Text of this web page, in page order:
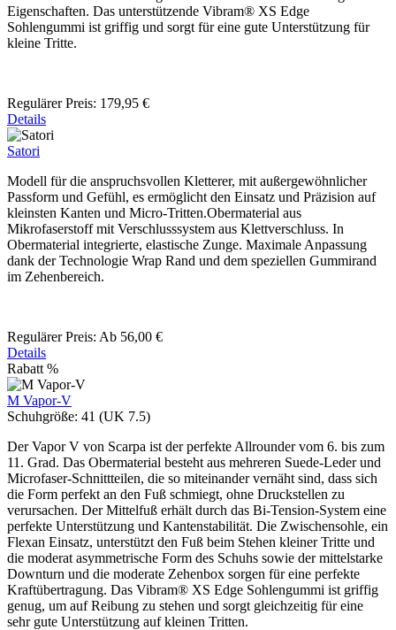
Eigenschaften. Das unterstützende Vibram® XS Edge
Sohlengummi ist griffig und sorgt für eine gute Unterstützung für
kleine Tritte.
Regulärer Preis: 179,95 €
Details
Satori
Modell für die anspruchsvollen Kletterer, mit außergewöhnlicher
Passform und Gefühl, es ermöglicht den Einsatz und Präzision auf
kleinsten Kanten und Micro-Tritten.Obermaterial aus
Mikrofaserstoff mit Verschlusssystem aus Klettverschluss. In
Obermaterial integrierte, elastische Zunge. Maximale Anpassung
dank der Technologie Wrap Rand und dem speziellen Gummirand
im Zehenbereich.
Regulärer Preis: Ab 56,00 €
Details
Rabatt %
M Vapor-V
Schuhgröße: 41 (UK 7.5)
Der Vapor V von Scarpa ist der perfekte Allrounder vom 6. bis zum
11. Grad. Das Obermaterial besteht aus mehreren Suede-Leder und
Microfaser-Schnittteilen, die so miteinander vernäht sind, dass sich
die Form perfekt an den Fuß schmiegt, ohne Druckstellen zu
verursachen. Der Mittelfuß erhält durch das Bi-Tension-System eine
perfekte Unterstützung und Kantenstabilität. Die Zwischensohle, ein
Flexan Einsatz, unterstützt den Fuß beim Stehen kleiner Tritte und
die moderat asymmetrische Form des Schuhs sowie der mittelstarke
Downturn und die moderate Zehenbox sorgen für eine perfekte
Kraftübertragung. Das Vibram® XS Edge Sohlengummi ist griffig
genug, um auf Reibung zu stehen und sorgt gleichzeitig für eine
sehr gute Unterstützung auf kleinen Tritten.